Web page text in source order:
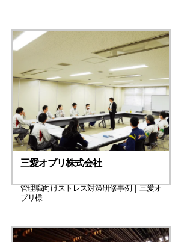
三愛オブリ株式会社
管理職向けストレス対策研修事例｜三愛オ
ブリ様